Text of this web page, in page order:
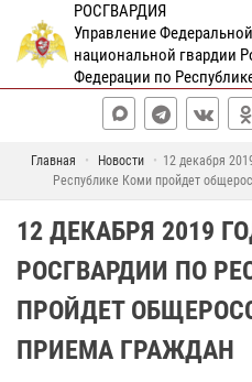
РОСГВАРДИЯ
Управление
национальной гвардии
Федерации по
Главная Новости
12 декабря
Республике Коми пройдет
12 ДЕКАБРЯ 2019
РОСГВАРДИИ ПО
ПРОЙДЕТ
ПРИЕМА ГРАЖДАН